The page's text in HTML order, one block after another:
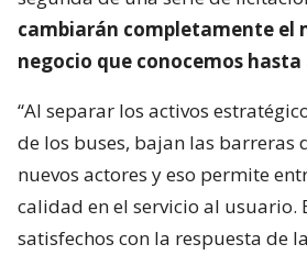
cambiarán completamente el
negocio que conocemos
“Al separar los activos
de los buses, bajan las barreras
nuevos actores y eso permite
calidad en el servicio al usuario.
satisfechos con la respuesta de